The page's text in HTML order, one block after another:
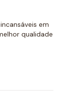
em
qualidade